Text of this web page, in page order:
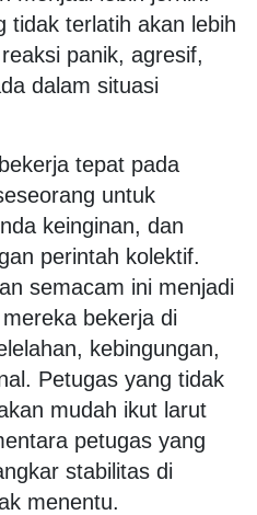
tidak terlatih akan lebih
panik, agresif,
dalam situasi
tepat pada
untuk
keinginan, dan
perintah kolektif.
semacam ini menjadi
bekerja di
kebingungan,
Petugas yang tidak
mudah ikut larut
petugas yang
stabilitas di
menentu.